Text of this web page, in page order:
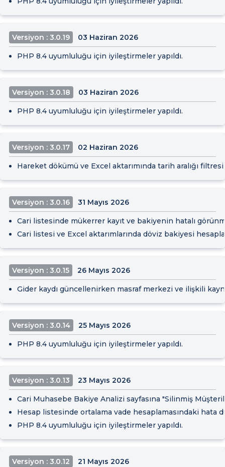
Versiyon : 3.0.19 03 Haziran 2026
PHP 8.4 uyumluluğu için iyileştirmeler yapıldı.
Versiyon : 3.0.18 03 Haziran 2026
PHP 8.4 uyumluluğu için iyileştirmeler yapıldı.
Versiyon : 3.0.17 02 Haziran 2026
Hareket dökümü ve Excel aktarımında tarih aralığı
Versiyon : 3.0.16 31 Mayıs 2026
Cari listesinde mükerrer kayıt ve bakiyenin hatalı
Cari listesi ve Excel aktarımlarında döviz bakiyesi
Versiyon : 3.0.15 26 Mayıs 2026
Gider kaydı güncellenirken masraf merkezi ve ilişkili
Versiyon : 3.0.14 25 Mayıs 2026
PHP 8.4 uyumluluğu için iyileştirmeler yapıldı.
Versiyon : 3.0.13 23 Mayıs 2026
Cari Muhasebe Bakiye Analizi sayfasına "Silinmiş
Hesap listesinde ortalama vade hesaplamasındaki hata
PHP 8.4 uyumluluğu için iyileştirmeler yapıldı.
Versiyon : 3.0.12 21 Mayıs 2026